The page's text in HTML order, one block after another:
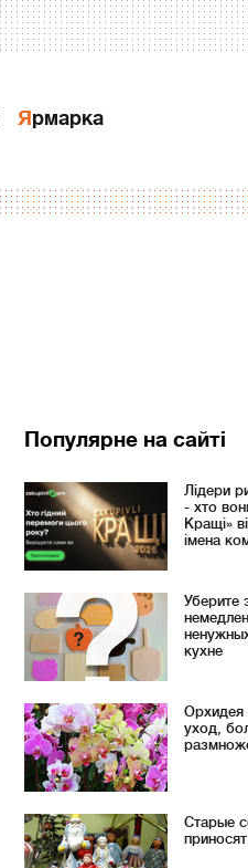
Ярмарка
Популярне на сайті
Лідери
- хто
Кращі»
імена
Уберите
кухне
Орхидея
уход,
Старые